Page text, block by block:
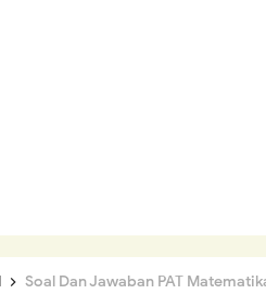
Soal Dan Jawaban PAT Matematika Minat